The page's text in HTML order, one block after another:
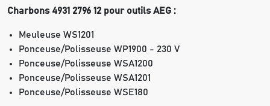
Charbons 4931 2796 12 pour outils AEG :
Meuleuse WS1201
Ponceuse/Polisseuse WP1900 - 230 V
Ponceuse/Polisseuse WSA1200
Ponceuse/Polisseuse WSA1201
Ponceuse/Polisseuse WSE180